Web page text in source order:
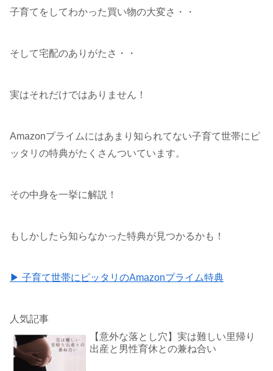
子育てをしてわかった買い物の大変さ・・
そして宅配のありがたさ・・
実はそれだけではありません！
Amazonプライムにはあまり知られてない子育て世帯にピ
ッタリの特典がたくさんついています。
その中身を一挙に解説！
もしかしたら知らなかった特典が見つかるかも！
▶ 子育て世帯にピッタリのAmazonプライム特典
人気記事
【意外な落とし穴】実は難しい里帰り
出産と男性育休との兼ね合い